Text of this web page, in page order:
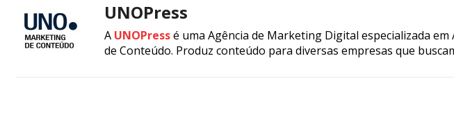
UNOPress
A UNOPressé uma Agência de Marketing Digital especializada
de Conteúdo. Produz conteúdo para diversas empresas que